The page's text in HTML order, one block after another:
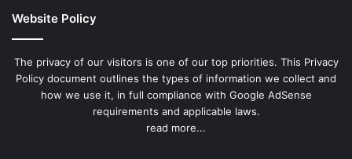
Website Policy
The privacy of our visitors is one of our top priorities. This Privacy
Policy document outlines the types of information we collect and
how we use it, in full compliance with Google AdSense
requirements and applicable laws.
read more...